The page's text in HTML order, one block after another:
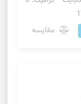
مقایسه